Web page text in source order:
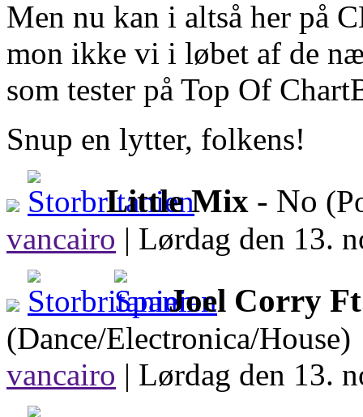
Men nu kan i altså her på
mon ikke vi i løbet af de
som tester på Top Of
Snup en lytter, folkens!
Little Mix - No
vancairo | Lørdag den 13.
Joel Corry
(Dance/Electronica/House)
vancairo | Lørdag den 13.